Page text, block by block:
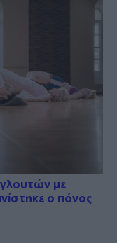
με
ο πόνος